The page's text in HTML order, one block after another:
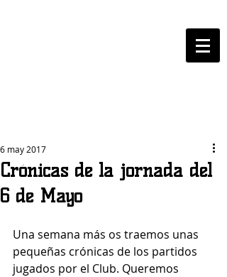
Crónicas de la jornada del
6 de Mayo
6 may 2017
Una semana más os traemos unas
pequeñas crónicas de los partidos
jugados por el Club. Queremos